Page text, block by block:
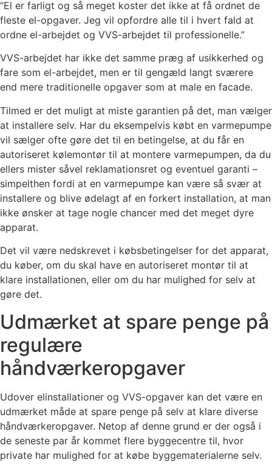
“El er farligt og så meget koster det ikke at få ordnet de
fleste el-opgaver. Jeg vil opfordre alle til i hvert fald at
ordne el-arbejdet og VVS-arbejdet til professionelle.”
VVS-arbejdet har ikke det samme præg af usikkerhed og
fare som el-arbejdet, men er til gengæld langt sværere
end mere traditionelle opgaver som at male en facade.
Tilmed er det muligt at miste garantien på det, man vælger
at installere selv. Har du eksempelvis købt en varmepumpe
vil sælger ofte gøre det til en betingelse, at du får en
autoriseret kølemontør til at montere varmepumpen, da du
ellers mister såvel reklamationsret og eventuel garanti –
simpelthen fordi at en varmepumpe kan være så svær at
installere og blive ødelagt af en forkert installation, at man
ikke ønsker at tage nogle chancer med det meget dyre
apparat.
Det vil være nedskrevet i købsbetingelser for det apparat,
du køber, om du skal have en autoriseret montør til at
klare installationen, eller om du har mulighed for selv at
gøre det.
Udmærket at spare penge på
regulære
håndværkeropgaver
Udover elinstallationer og VVS-opgaver kan det være en
udmærket måde at spare penge på selv at klare diverse
håndværkeropgaver. Netop af denne grund er der også i
de seneste par år kommet flere byggecentre til, hvor
private har mulighed for at købe byggematerialerne selv.